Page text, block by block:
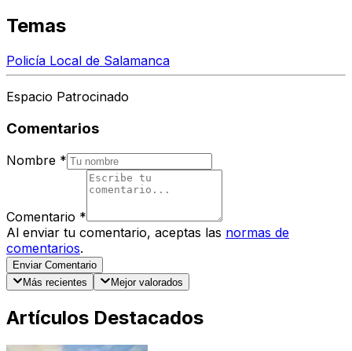
Temas
Policía Local de Salamanca
Espacio Patrocinado
Comentarios
Nombre *
Comentario *
Al enviar tu comentario, aceptas las normas de
comentarios.
Enviar Comentario
Más recientes
Mejor valorados
Artículos Destacados